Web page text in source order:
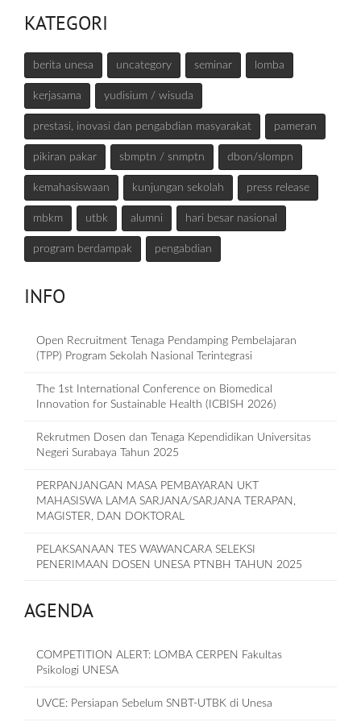
KATEGORI
berita unesa uncategory seminar lomba
kerjasama yudisium / wisuda
prestasi, inovasi dan pengabdian masyarakat pameran
pikiran pakar sbmptn / snmptn dbon/slompn
kemahasiswaan kunjungan sekolah press release
mbkm utbk alumni hari besar nasional
program berdampak pengabdian
INFO
Open Recruitment Tenaga Pendamping Pembelajaran
(TPP) Program Sekolah Nasional Terintegrasi
The 1st International Conference on Biomedical
Innovation for Sustainable Health (ICBISH 2026)
Rekrutmen Dosen dan Tenaga Kependidikan Universitas
Negeri Surabaya Tahun 2025
PERPANJANGAN MASA PEMBAYARAN UKT
MAHASISWA LAMA SARJANA/SARJANA TERAPAN,
MAGISTER, DAN DOKTORAL
PELAKSANAAN TES WAWANCARA SELEKSI
PENERIMAAN DOSEN UNESA PTNBH TAHUN 2025
AGENDA
COMPETITION ALERT: LOMBA CERPEN Fakultas
Psikologi UNESA
UVCE: Persiapan Sebelum SNBT-UTBK di Unesa